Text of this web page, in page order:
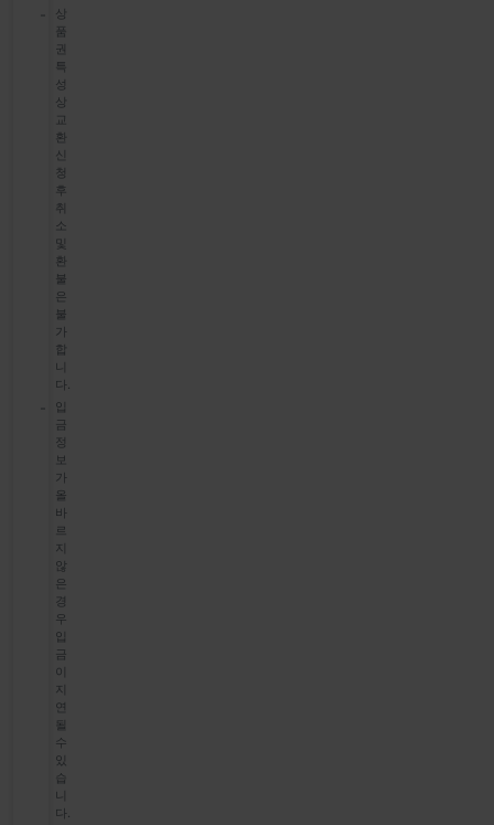
상
품
권
특
성
상
교
환
신
청
후
취
소
및
환
불
은
불
가
합
니
다.
입
금
정
보
가
올
바
르
지
않
은
경
우
입
금
이
지
연
될
수
있
습
니
다.